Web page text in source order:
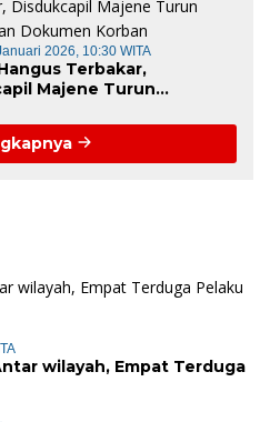
2026, 10:30 WITA
Terbakar,
Majene Turun
Korban
wilayah, Empat Terduga